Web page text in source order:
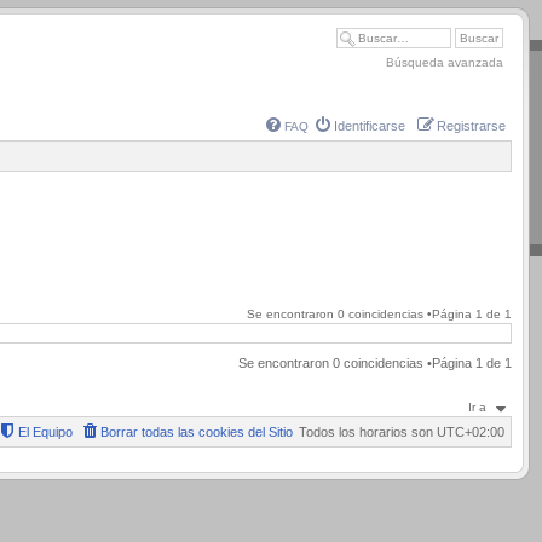
Búsqueda avanzada
FAQ Identificarse Registrarse
Se encontraron 0 coincidencias •Página 1 de 1
Se encontraron 0 coincidencias •Página 1 de 1
Ir a
Todos los horarios son UTC+02:00
Borrar todas las cookies del Sitio
El Equipo